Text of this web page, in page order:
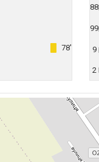
78'
88
99
9
2